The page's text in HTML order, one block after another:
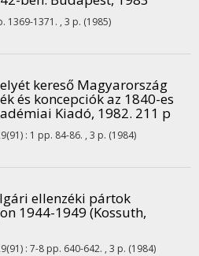
1369-1371. , 3 p. (1985)
kereső Magyarország
és koncepciók az 1840-es
Kiadó, 1982. 211 p
: 1 pp. 84-86. , 3 p. (1984)
ellenzéki pártok
1944-1949 (Kossuth,
: 7-8 pp. 640-642. , 3 p. (1984)